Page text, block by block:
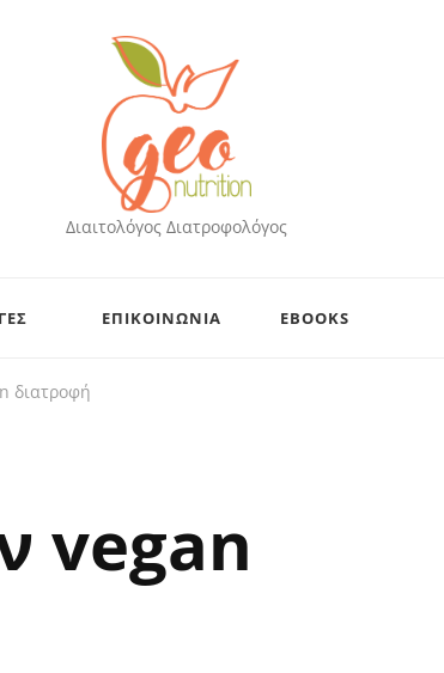
Διαιτολόγος Διατροφολόγος
ΕΠΙΚΟΙΝΩΝΙΑ EBOOKS
διατροφή
vegan